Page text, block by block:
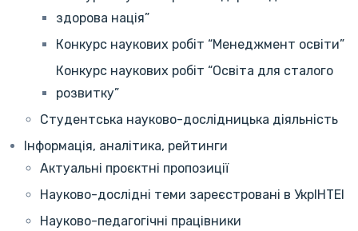
здорова нація”
Конкурс наукових робіт “Менеджмент освіти”
Конкурс наукових робіт “Освіта для сталого
розвитку”
Студентська науково-дослідницька діяльність
Інформація, аналітика, рейтинги
Актуальні проєктні пропозиції
Науково-дослідні теми зареєстровані в УкрІНТЕІ
Науково-педагогічні працівники